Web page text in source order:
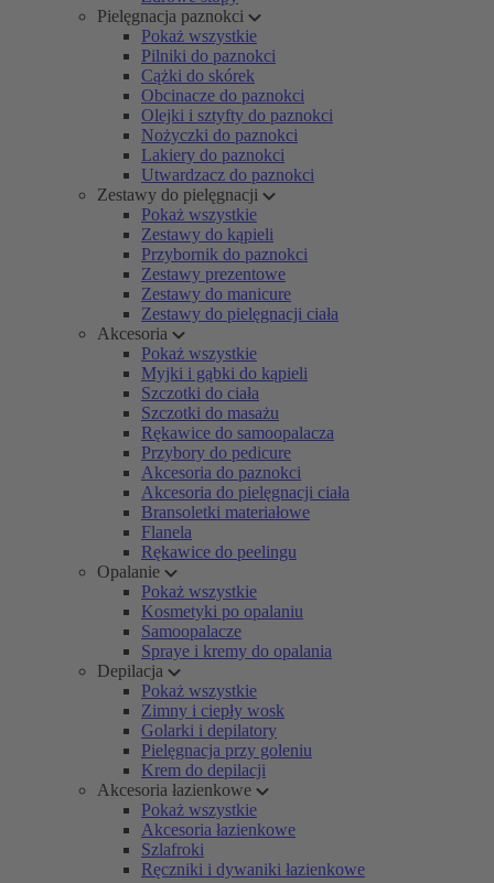
Pielęgnacja paznokci
Pokaż wszystkie
Pilniki do paznokci
Cążki do skórek
Obcinacze do paznokci
Olejki i sztyfty do paznokci
Nożyczki do paznokci
Lakiery do paznokci
Utwardzacz do paznokci
Zestawy do pielęgnacji
Pokaż wszystkie
Zestawy do kąpieli
Przybornik do paznokci
Zestawy prezentowe
Zestawy do manicure
Zestawy do pielęgnacji ciała
Akcesoria
Pokaż wszystkie
Myjki i gąbki do kąpieli
Szczotki do ciała
Szczotki do masażu
Rękawice do samoopalacza
Przybory do pedicure
Akcesoria do paznokci
Akcesoria do pielęgnacji ciała
Bransoletki materiałowe
Flanela
Rękawice do peelingu
Opalanie
Pokaż wszystkie
Kosmetyki po opalaniu
Samoopalacze
Spraye i kremy do opalania
Depilacja
Pokaż wszystkie
Zimny i ciepły wosk
Golarki i depilatory
Pielęgnacja przy goleniu
Krem do depilacji
Akcesoria łazienkowe
Pokaż wszystkie
Akcesoria łazienkowe
Szlafroki
Ręczniki i dywaniki łazienkowe